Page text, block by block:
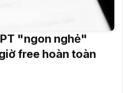
"ngon nghẻ"
free hoàn toàn